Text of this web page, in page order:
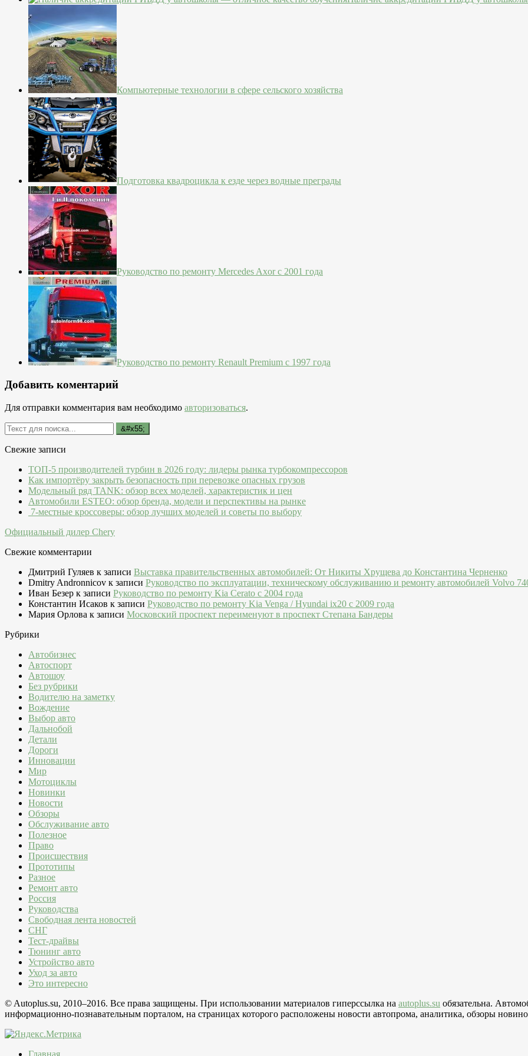
Компьютерные технологии в сфере сельского хозяйства
Подготовка квадроцикла к езде через водные преграды
Руководство по ремонту Mercedes Axor с 2001 года
Руководство по ремонту Renault Premium с 1997 года
Добавить коментарий
Для отправки комментария вам необходимо авторизоваться.
Свежие записи
ТОП-5 производителей турбин в 2026 году: лидеры рынка турбокомпрессоров
Как импортёру закрыть безопасность при перевозке опасных грузов
Модельный ряд TANK: обзор всех моделей, характеристик и цен
Автомобили ESTEO: обзор бренда, модели и перспективы на рынке
7-местные кроссоверы: обзор лучших моделей и советы по выбору
Официальный дилер Chery
Свежие комментарии
Дмитрий Гуляев к записи Выставка правительственных автомобилей: От Никиты Хрущева до Константина Черненко
Dmitry Andronnicov к записи Руководство по эксплуатации, техническому обслуживанию и ремонту автомобилей Volvo
Иван Безер к записи Руководство по ремонту Kia Cerato c 2004 года
Константин Исаков к записи Руководство по ремонту Kia Venga / Hyundai ix20 c 2009 года
Мария Орлова к записи Московский проспект переименуют в проспект Степана Бандеры
Рубрики
Автобизнес
Автоспорт
Автошоу
Без рубрики
Водителю на заметку
Вождение
Выбор авто
Дальнобой
Детали
Дороги
Инновации
Мир
Мотоциклы
Новинки
Новости
Обзоры
Обслуживание авто
Полезное
Право
Происшествия
Прототипы
Разное
Ремонт авто
Россия
Руководства
Свободная лента новостей
СНГ
Тест-драйвы
Тюнинг авто
Устройство авто
Уход за авто
Это интересно
© Autoplus.su, 2010–2016. Все права защищены. При использовании материалов гиперссылка на autoplus.su обязательна.
информационно-познавательным порталом, на страницах которого расположены новости автопрома, аналитика, обзоры